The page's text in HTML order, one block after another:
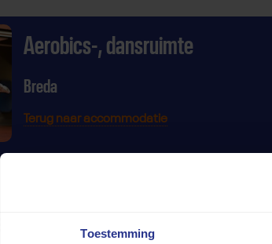
Toestemming
Aerobics-, dansruimte
Breda
Terug naar accommodatie